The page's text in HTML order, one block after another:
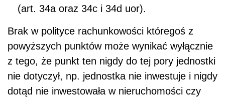
(art. 34a oraz 34c i 34d uor).
Brak w polityce rachunkowości któregoś z
powyższych punktów może wynikać wyłącznie
z tego, że punkt ten nigdy do tej pory jednostki
nie dotyczył, np. jednostka nie inwestuje i nigdy
dotąd nie inwestowała w nieruchomości czy